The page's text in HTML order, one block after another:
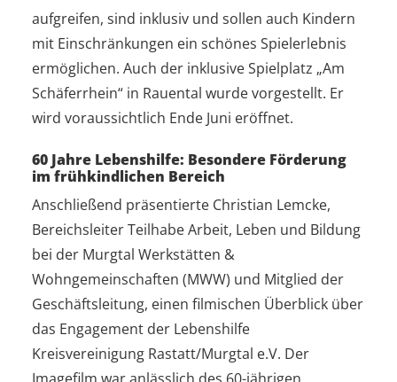
aufgreifen, sind inklusiv und sollen auch Kindern
mit Einschränkungen ein schönes Spielerlebnis
ermöglichen. Auch der inklusive Spielplatz „Am
Schäferrhein“ in Rauental wurde vorgestellt. Er
wird voraussichtlich Ende Juni eröffnet.
60 Jahre Lebenshilfe: Besondere Förderung
im frühkindlichen Bereich
Anschließend präsentierte Christian Lemcke,
Bereichsleiter Teilhabe Arbeit, Leben und Bildung
bei der Murgtal Werkstätten &
Wohngemeinschaften (MWW) und Mitglied der
Geschäftsleitung, einen filmischen Überblick über
das Engagement der Lebenshilfe
Kreisvereinigung Rastatt/Murgtal e.V. Der